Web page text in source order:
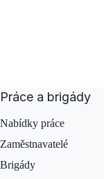
Práce a brigády
Nabídky práce
Zaměstnavatelé
Brigády